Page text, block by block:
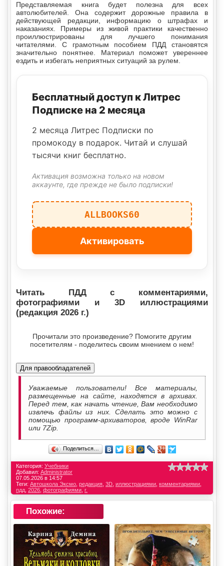
Представляемая книга будет полезна для всех
автолюбителей. Она содержит дорожные правила в
действующей редакции, информацию о штрафах и
наказаниях. Примеры из живой практики качественно
проиллюстрированы для лучшего понимания
читателями. С грамотным пособием ПДД становятся
значительно понятнее. Материал поможет увереннее
ездить и избегать неприятных ситуаций за рулем.
Бесплатный доступ к Литрес
Подписке на 2 месяца
2 месяца Литрес Подписки по
промокоду в подарок. Читай и слушай
тысячи книг бесплатно.
Активация возможна только на новом
аккаунте, где прежде не было подписки!
ALLBOOKS60
Активировать
Читать ПДД с комментариями,
фотографиями и 3D иллюстрациями
(редакция 2026 г.)
Прочитали это произведение? Помогите другим
посетителям - поделитесь своим мнением о нем!
Для правообладателей
Уважаемые пользователи! Все материалы,
размещенные на сайте, находятся в архивах.
Перед тем, как начать чтение, Вам необходимо
извлечь файлы из них. Сделать это можно с
помощью программ-архиваторов, вроде WinRar
или 7Zip.
Поделиться…
Категория: Учебники
Добавил: Administrator
07.05.2026 в 14:57
Теги: Автошкола Эксмо редакция 3D иллюстрациями комментариями
пдд 2026 фотографиями г.
Похожие: